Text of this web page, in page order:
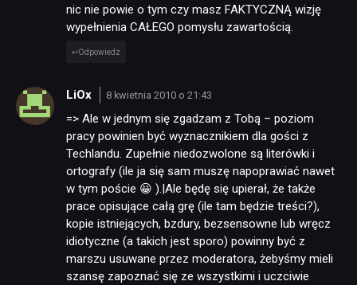
nic nie powie o tym czy masz FAKTYCZNĄ wizję
wypełnienia CAŁEGO pomysłu zawartością.
Odpowiedz
LiOx 8 kwietnia 2010 o 21:43
=> Ale w jednym się zgadzam z Tobą – poziom
pracy powinien być wyznacznikiem dla gości z
Techlandu. Zupełnie niedozwolone są literówki i
ortografy (ile ja się sam muszę napoprawiać nawet
w tym poście 😀 ).|Ale będę się upierał, że także
prace opisujące całą grę (ile tam będzie treści?),
kopie istniejących, bzdury, bezsensowne lub wręcz
idiotyczne (a takich jest sporo) powinny być z
marszu usuwane przez moderatora, żebyśmy mieli
szansę zapoznać się ze wszystkimi i uczciwie